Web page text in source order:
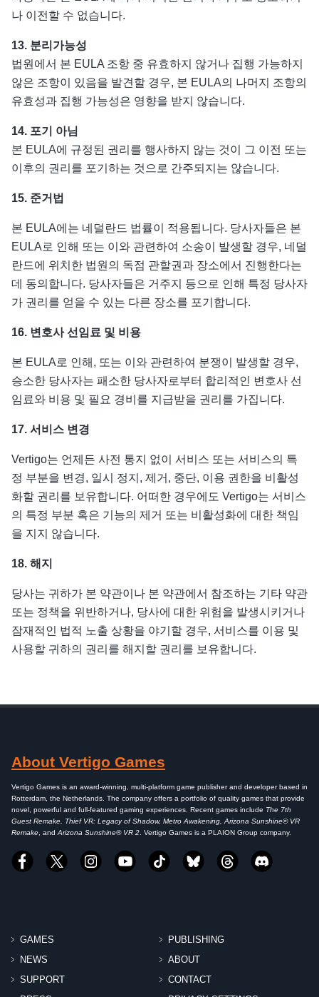
나 이전할 수 없습니다.
13. 분리가능성
법원에서 본 EULA 조항 중 유효하지 않거나 집행 가능하지
않은 조항이 있음을 발견할 경우, 본 EULA의 나머지 조항의
유효성과 집행 가능성은 영향을 받지 않습니다.
14. 포기 아님
본 EULA에 규정된 권리를 행사하지 않는 것이 그 이전 또는
이후의 권리를 포기하는 것으로 간주되지는 않습니다.
15. 준거법
본 EULA에는 네덜란드 법률이 적용됩니다. 당사자들은 본
EULA로 인해 또는 이와 관련하여 소송이 발생할 경우, 네덜
란드에 위치한 법원의 독점 관할권과 장소에서 진행한다는
데 동의합니다. 당사자들은 거주지 등으로 인해 특정 당사자
가 권리를 얻을 수 있는 다른 장소를 포기합니다.
16. 변호사 선임료 및 비용
본 EULA로 인해, 또는 이와 관련하여 분쟁이 발생할 경우,
승소한 당사자는 패소한 당사자로부터 합리적인 변호사 선
임료와 비용 및 필요 경비를 지급받을 권리를 가집니다.
17. 서비스 변경
Vertigo는 언제든 사전 통지 없이 서비스 또는 서비스의 특
정 부분을 변경, 일시 정지, 제거, 중단, 이용 권한을 비활성
화할 권리를 보유합니다. 어떠한 경우에도 Vertigo는 서비스
의 특정 부분 혹은 기능의 제거 또는 비활성화에 대한 책임
을 지지 않습니다.
18. 해지
당사는 귀하가 본 약관이나 본 약관에서 참조하는 기타 약관
또는 정책을 위반하거나, 당사에 대한 위험을 발생시키거나
잠재적인 법적 노출 상황을 야기할 경우, 서비스를 이용 및
사용할 귀하의 권리를 해지할 권리를 보유합니다.
About Vertigo Games
Vertigo Games is an award-winning, multi-platform game publisher and developer based in
Rotterdam, the Netherlands. The company offers a portfolio of quality games that provide
novel, powerful and full-featured gaming experiences. Recent games include The 7th
Guest Remake, Thief VR: Legacy of Shadow, Metro Awakening, Arizona Sunshine® VR
Remake, andArizona Sunshine® VR 2. Vertigo Games is a PLAION Group company.
GAMES
PUBLISHING
NEWS
ABOUT
SUPPORT
CONTACT